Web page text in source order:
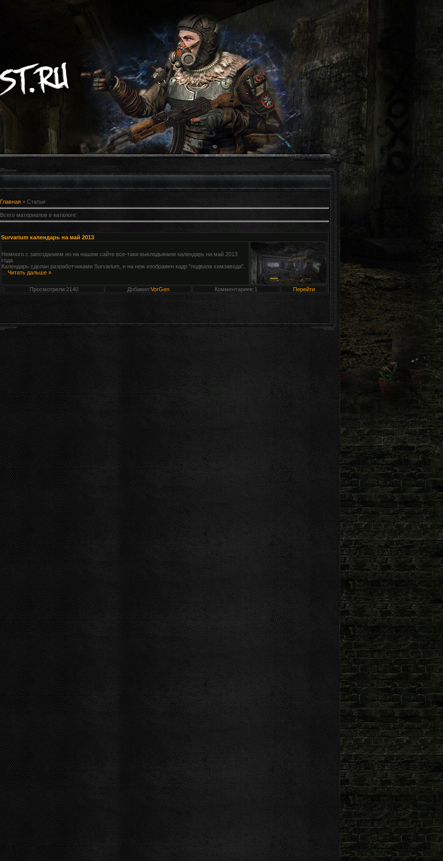
Главная» Статьи
Всего материалов в каталоге:
Survarium календарь на май 2013
Немного с запозданием но на нашем сайте все-таки выкладываем календарь на май 2013
года.
Календарь сделан разработчиками Survarium, и на нем изображен кадр "подвала химзавода".
Читать дальше »
Просмотрели:2140 Добавил:VorGen Комментариев:1 Перейти